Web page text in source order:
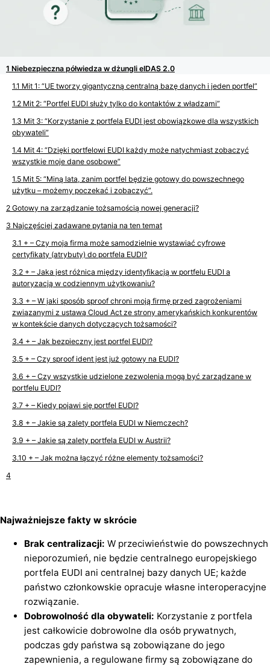
Niebezpieczna półwiedza w dżungli eIDAS 2.0
Mit 1: “UE tworzy gigantyczną centralną bazę danych i jeden portfel”
Mit 2: “Portfel EUDI służy tylko do kontaktów z władzami”
Mit 3: “Korzystanie z portfela EUDI jest obowiązkowe dla wszystkich
obywateli”
Mit 4: “Dzięki portfelowi EUDI każdy może natychmiast zobaczyć
wszystkie moje dane osobowe”
Mit 5: “Miną lata, zanim portfel będzie gotowy do powszechnego
użytku – możemy poczekać i zobaczyć”.
Gotowy na zarządzanie tożsamością nowej generacji?
Najczęściej zadawane pytania na ten temat
+ – Czy moja firma może samodzielnie wystawiać cyfrowe
certyfikaty (atrybuty) do portfela EUDI?
+ – Jaka jest różnica między identyfikacją w portfelu EUDI a
autoryzacją w codziennym użytkowaniu?
+ – W jaki sposób sproof chroni moją firmę przed zagrożeniami
związanymi z ustawą Cloud Act ze strony amerykańskich konkurentów
w kontekście danych dotyczących tożsamości?
+ – Jak bezpieczny jest portfel EUDI?
+ – Czy sproof ident jest już gotowy na EUDI?
+ – Czy wszystkie udzielone zezwolenia mogą być zarządzane w
portfelu EUDI?
+ – Kiedy pojawi się portfel EUDI?
+ – Jakie są zalety portfela EUDI w Niemczech?
+ – Jakie są zalety portfela EUDI w Austrii?
+ – Jak można łączyć różne elementy tożsamości?
Najważniejsze fakty w skrócie
Brak centralizacji: W przeciwieństwie do powszechnych
nieporozumień, nie będzie centralnego europejskiego
portfela EUDI ani centralnej bazy danych UE; każde
państwo członkowskie opracuje własne interoperacyjne
rozwiązanie.
Dobrowolność dla obywateli: Korzystanie z portfela
jest całkowicie dobrowolne dla osób prywatnych,
podczas gdy państwa są zobowiązane do jego
zapewnienia, a regulowane firmy są zobowiązane do